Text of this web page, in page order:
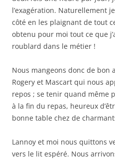
l’exagération. Naturellement
côté en les plaignant de tout
obtenu pour moi tout ce que
roublard dans le métier !
Nous mangeons donc de bon
Rogery et Mascart qui nous
repos ; se tenir quand même
à la fin du repas, heureux
bonne table chez de
Lannoy et moi nous quittons
vers le lit espéré. Nous